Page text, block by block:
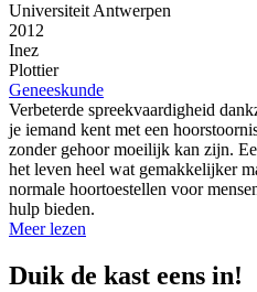
Universiteit Antwerpen
2012
Inez
Plottier
Geneeskunde
Verbeterde spreekvaardigheid
je iemand kent met een
zonder gehoor moeilijk kan zijn.
het leven heel wat gemakkelijker
normale hoortoestellen voor
hulp bieden.
Meer lezen
Duik de kast eens in!